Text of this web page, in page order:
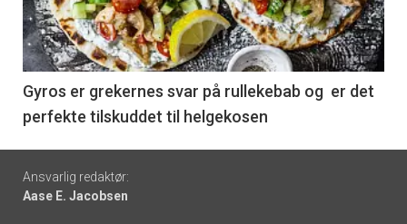
nå
-
6
Gyros er grekernes svar på rullekebab og er det
perfekte tilskuddet til helgekosen
Footer
-
Ansvarlig redaktør:
Aase E. Jacobsen